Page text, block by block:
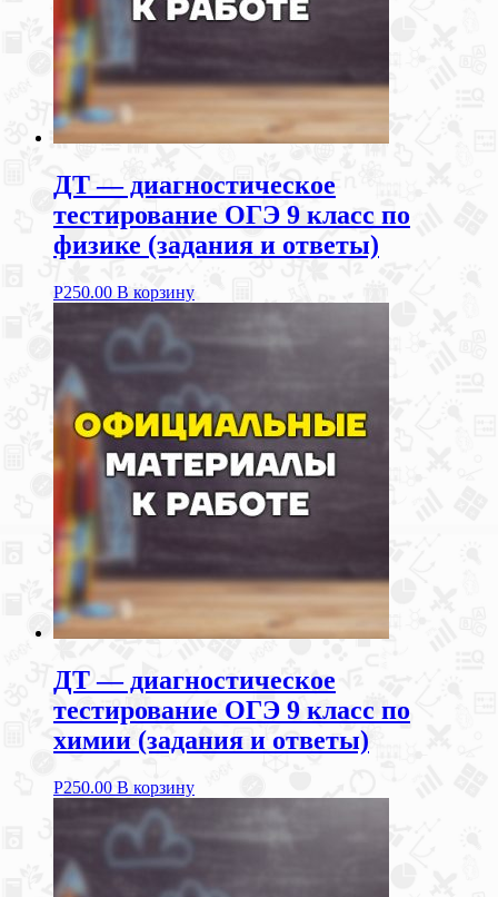
ДТ — диагностическое
тестирование ОГЭ 9 класс по
физике (задания и ответы)
Р250.00 В корзину
ДТ — диагностическое
тестирование ОГЭ 9 класс по
химии (задания и ответы)
Р250.00 В корзину